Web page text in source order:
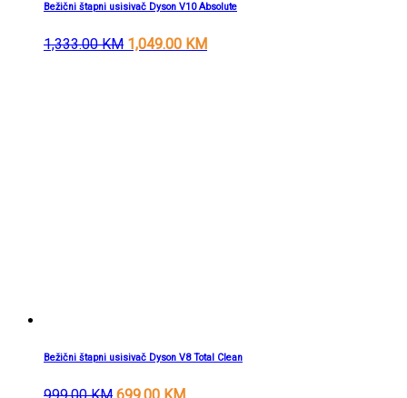
Bežični štapni usisivač Dyson V10 Absolute
1,333.00KM 1,049.00 KM
Bežični štapni usisivač Dyson V8 Total Clean